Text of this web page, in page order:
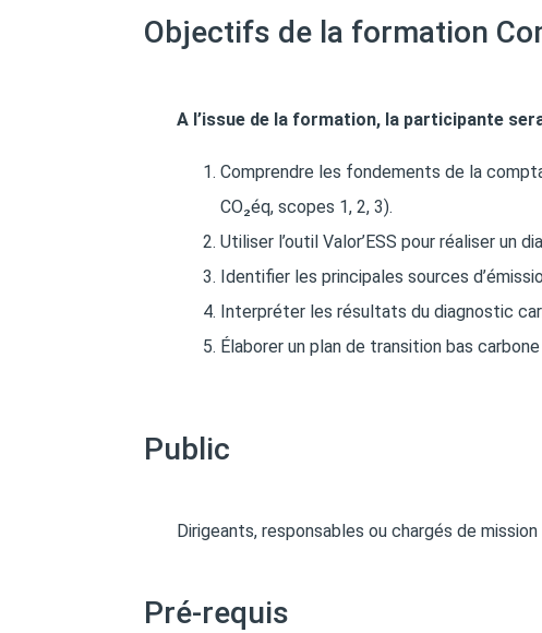
Objectifs de la formation
A l’issue de la formation, la participante
Comprendre les fondements de la
CO₂éq, scopes 1, 2, 3).
Utiliser l’outil Valor’ESS pour réaliser un
Identifier les principales sources
Interpréter les résultats du diagnostic
Élaborer un plan de transition bas
Public
Dirigeants, responsables ou chargés de
Pré-requis